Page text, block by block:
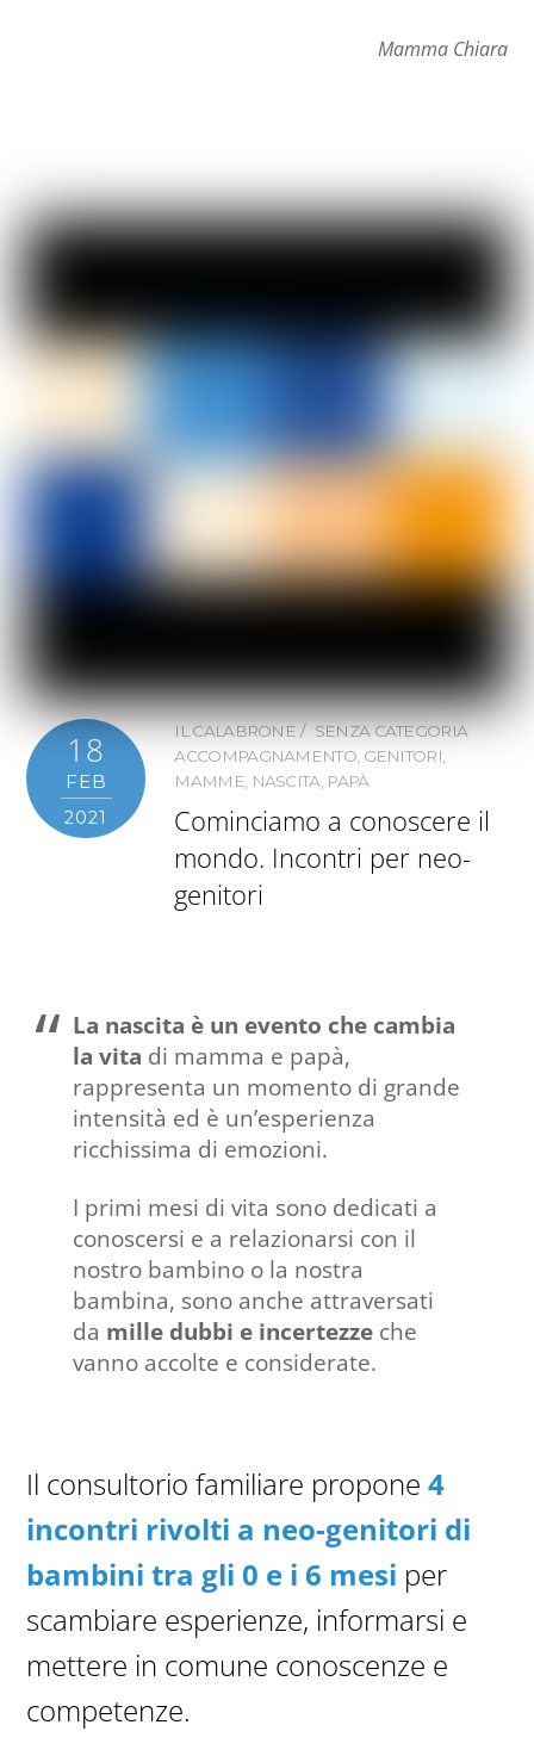
Mamma Chiara
18
FEB
2021
IL CALABRONE
SENZA CATEGORIA
ACCOMPAGNAMENTO, GENITORI,
MAMME, NASCITA, PAPÀ
Cominciamo a conoscere il
mondo. Incontri per neo-
genitori
La nascita è un evento che cambia
la vita di mamma e papà,
rappresenta un momento di grande
intensità ed è un’esperienza
ricchissima di emozioni.
I primi mesi di vita sono dedicati a
conoscersi e a relazionarsi con il
nostro bambino o la nostra
bambina, sono anche attraversati
da mille dubbi e incertezzeche
vanno accolte e considerate.
Il consultorio familiare propone4
incontri rivolti a neo-genitori di
bambini tra gli 0 e i 6 mesi per
scambiare esperienze, informarsi e
mettere in comune conoscenze e
competenze.